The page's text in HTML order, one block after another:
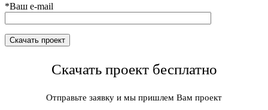
*Ваш e-mail
Скачать проект бесплатно
Отправьте заявку и мы пришлем Вам проект